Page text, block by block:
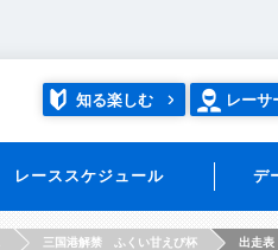
知る楽しむ レーサ
レーススケジュール デ
三国港解禁 ふくい甘えび杯 出走表